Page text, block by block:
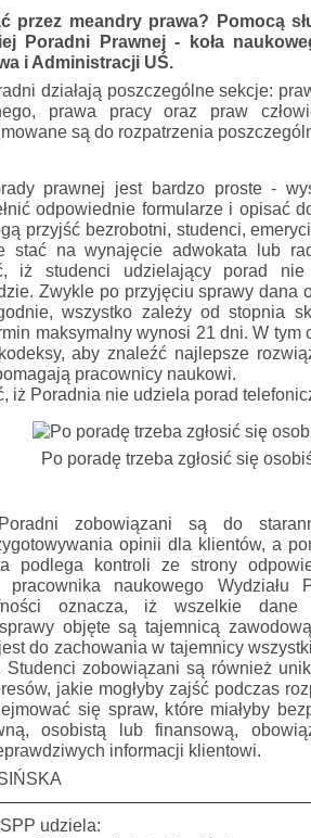
przez meandry prawa? Pomocą
Poradni Prawnej - koła
i Administracji UŚ.
działają poszczególne sekcje:
prawa pracy oraz praw
są do rozpatrzenia
prawnej jest bardzo proste -
odpowiednie formularze i opisać
przyjść bezrobotni, studenci,
stać na wynajęcie adwokata lub
iż studenci udzielający porad nie
Zwykle po przyjęciu sprawy dana
wszystko zależy od stopnia
maksymalny wynosi 21 dni. W tym
aby znaleźć najlepsze
pracownicy naukowi.
iż Poradnia nie udziela porad
Po poradę trzeba zgłosić się
zobowiązani są do
opinii dla klientów, a
podlega kontroli ze strony
pracownika naukowego Wydziału
oznacza, iż wszelkie
objęte są tajemnicą
do zachowania w tajemnicy
Studenci zobowiązani są również
jakie mogłyby zajść podczas
się spraw, które miałyby
osobistą lub finansową,
informacji klientowi.
udziela: